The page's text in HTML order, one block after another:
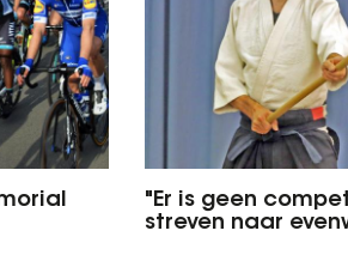
"Er is geen
streven naar